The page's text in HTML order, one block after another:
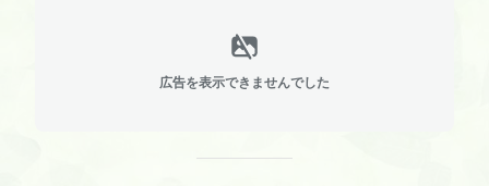
広告を表示できませんでした